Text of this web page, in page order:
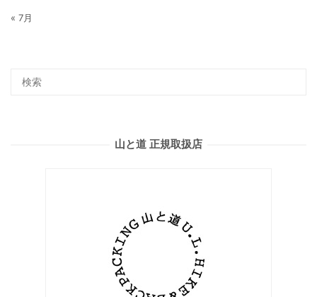
« 7月
山と道 正規取扱店